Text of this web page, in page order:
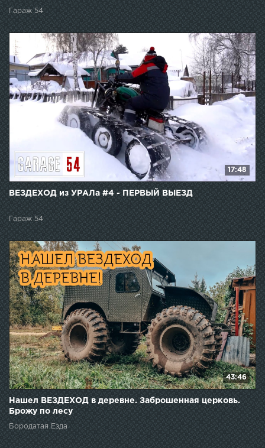
Гараж 54
17:48
ВЕЗДЕХОД из УРАЛа #4 - ПЕРВЫЙ ВЫЕЗД
Гараж 54
43:46
Нашел ВЕЗДЕХОД в деревне. Заброшенная церковь.
Брожу по лесу
Бородатая Езда